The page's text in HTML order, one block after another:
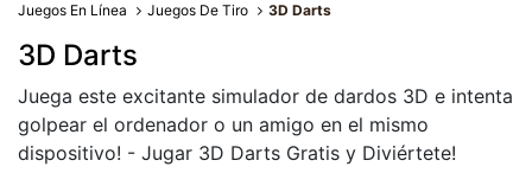
Juegos En Línea Juegos De Tiro 3D Darts
3D Darts
Juega este excitante simulador de dardos 3D e intenta
golpear el ordenador o un amigo en el mismo
dispositivo! - Jugar 3D Darts Gratis y Diviértete!